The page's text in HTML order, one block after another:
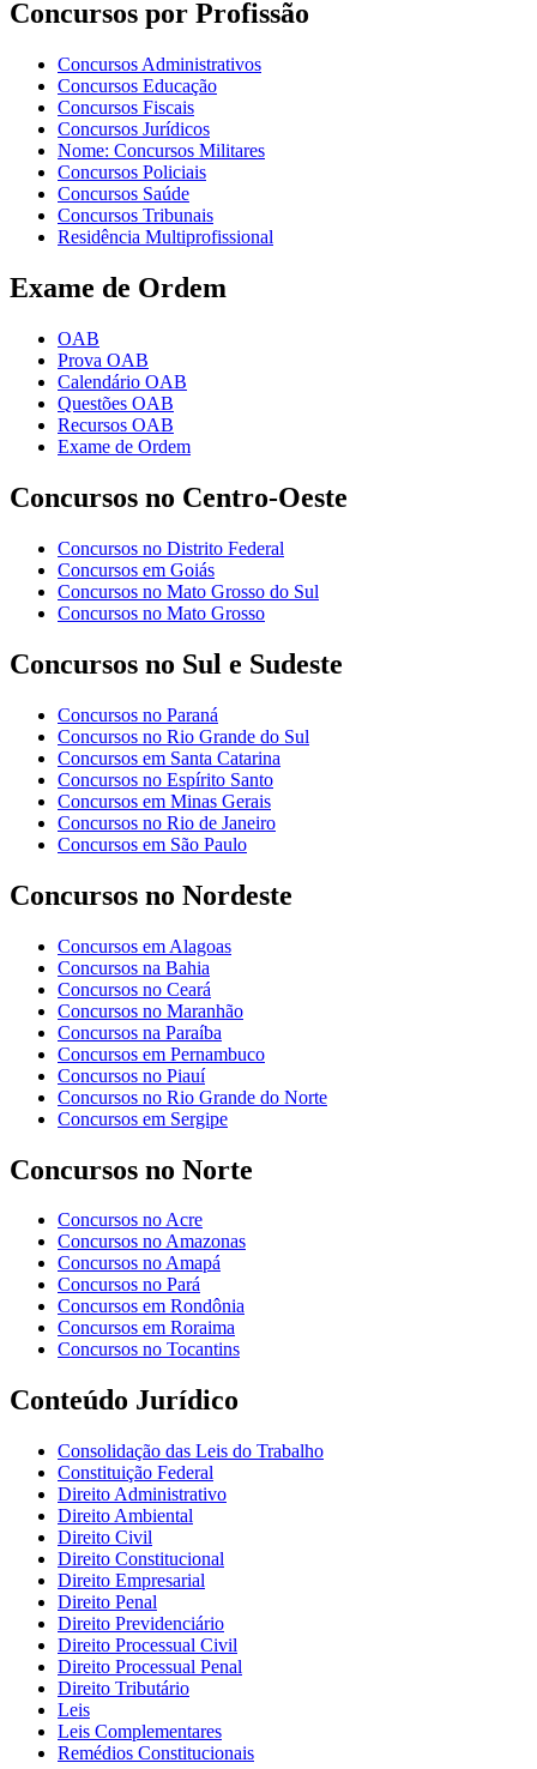
Concursos por Profissão
Concursos Administrativos
Concursos Educação
Concursos Fiscais
Concursos Jurídicos
Nome: Concursos Militares
Concursos Policiais
Concursos Saúde
Concursos Tribunais
Residência Multiprofissional
Exame de Ordem
OAB
Prova OAB
Calendário OAB
Questões OAB
Recursos OAB
Exame de Ordem
Concursos no Centro-Oeste
Concursos no Distrito Federal
Concursos em Goiás
Concursos no Mato Grosso do Sul
Concursos no Mato Grosso
Concursos no Sul e Sudeste
Concursos no Paraná
Concursos no Rio Grande do Sul
Concursos em Santa Catarina
Concursos no Espírito Santo
Concursos em Minas Gerais
Concursos no Rio de Janeiro
Concursos em São Paulo
Concursos no Nordeste
Concursos em Alagoas
Concursos na Bahia
Concursos no Ceará
Concursos no Maranhão
Concursos na Paraíba
Concursos em Pernambuco
Concursos no Piauí
Concursos no Rio Grande do Norte
Concursos em Sergipe
Concursos no Norte
Concursos no Acre
Concursos no Amazonas
Concursos no Amapá
Concursos no Pará
Concursos em Rondônia
Concursos em Roraima
Concursos no Tocantins
Conteúdo Jurídico
Consolidação das Leis do Trabalho
Constituição Federal
Direito Administrativo
Direito Ambiental
Direito Civil
Direito Constitucional
Direito Empresarial
Direito Penal
Direito Previdenciário
Direito Processual Civil
Direito Processual Penal
Direito Tributário
Leis
Leis Complementares
Remédios Constitucionais